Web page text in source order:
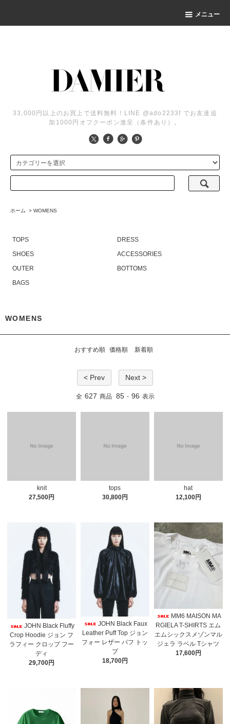
メニュー
33,000円以上のお買上で送料無料！LINE @ado2233f でお友達追
加1000円オフクーポン進呈（条件あり）。
ホーム > WOMENS
TOPS
DRESS
SHOES
ACCESSORIES
OUTER
BOTTOMS
BAGS
WOMENS
おすすめ順 価格順 新着順
< Prev Next >
全 627 商品 85 - 96 表示
knit
27,500円
tops
30,800円
hat
12,100円
JOHN Black Fluffy
Crop Hoodie ジョン フ
ラフィー クロップ フー
ディ
29,700円
JOHN Black Faux
Leather Puff Top ジョン
フォー レザー パフ トッ
プ
18,700円
MM6 MAISON MA
RGIELA T-SHIRTS エム
エムシックスメゾンマル
ジェラ ラベル Tシャツ
17,600円